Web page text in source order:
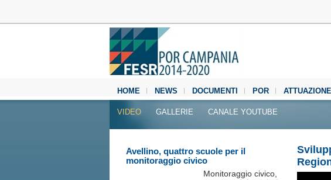
HOME NEWS DOCUMENTI POR ATTUAZIONE
MEDIA CENTER
VIDEO GALLERIE CANALE YOUTUBE
Avellino, quattro scuole per il
monitoraggio civico
Monitoraggio civico,